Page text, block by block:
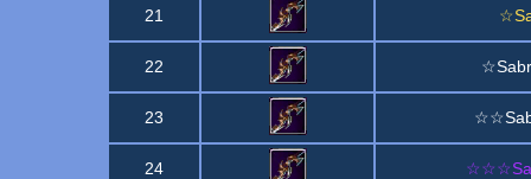
21
22
23
24